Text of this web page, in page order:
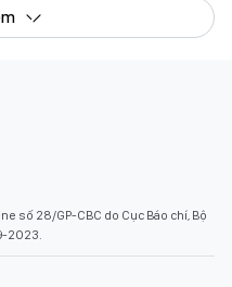
số 28/GP-CBC do Cục Báo chí, Bộ
2023.